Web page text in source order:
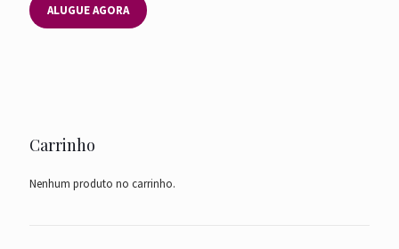
ALUGUE AGORA
Carrinho
Nenhum produto no carrinho.